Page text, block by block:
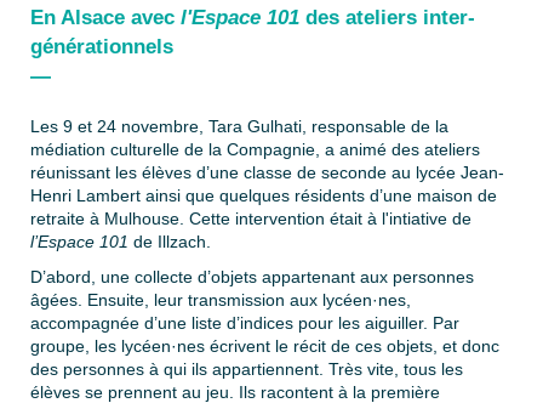
En Alsace avec l'Espace 101 des ateliers inter-
générationnels
—
Les 9 et 24 novembre, Tara Gulhati, responsable de la
médiation culturelle de la Compagnie, a animé des ateliers
réunissant les élèves d’une classe de seconde au lycée Jean-
Henri Lambert ainsi que quelques résidents d’une maison de
retraite à Mulhouse. Cette intervention était à l'intiative de
l’Espace 101 de Illzach.
D’abord, une collecte d’objets appartenant aux personnes
âgées. Ensuite, leur transmission aux lycéen·nes,
accompagnée d’une liste d’indices pour les aiguiller. Par
groupe, les lycéen·nes écrivent le récit de ces objets, et donc
des personnes à qui ils appartiennent. Très vite, tous les
élèves se prennent au jeu. Ils racontent à la première